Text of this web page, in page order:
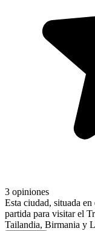
3 opiniones
Esta ciudad, situada
partida para visitar el
Tailandia, Birmania y